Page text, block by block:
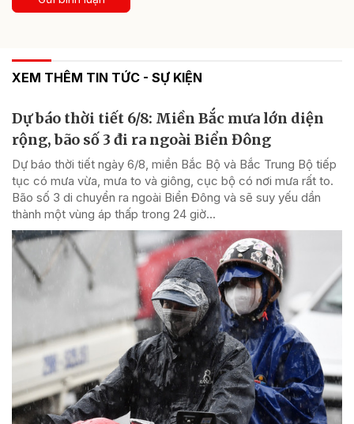
XEM THÊM TIN TỨC - SỰ KIỆN
Dự báo thời tiết 6/8: Miền Bắc mưa lớn diện
rộng, bão số 3 đi ra ngoài Biển Đông
Dự báo thời tiết ngày 6/8, miền Bắc Bộ và Bắc Trung Bộ tiếp
tục có mưa vừa, mưa to và giông, cục bộ có nơi mưa rất to.
Bão số 3 di chuyển ra ngoài Biển Đông và sẽ suy yếu dần
thành một vùng áp thấp trong 24 giờ...